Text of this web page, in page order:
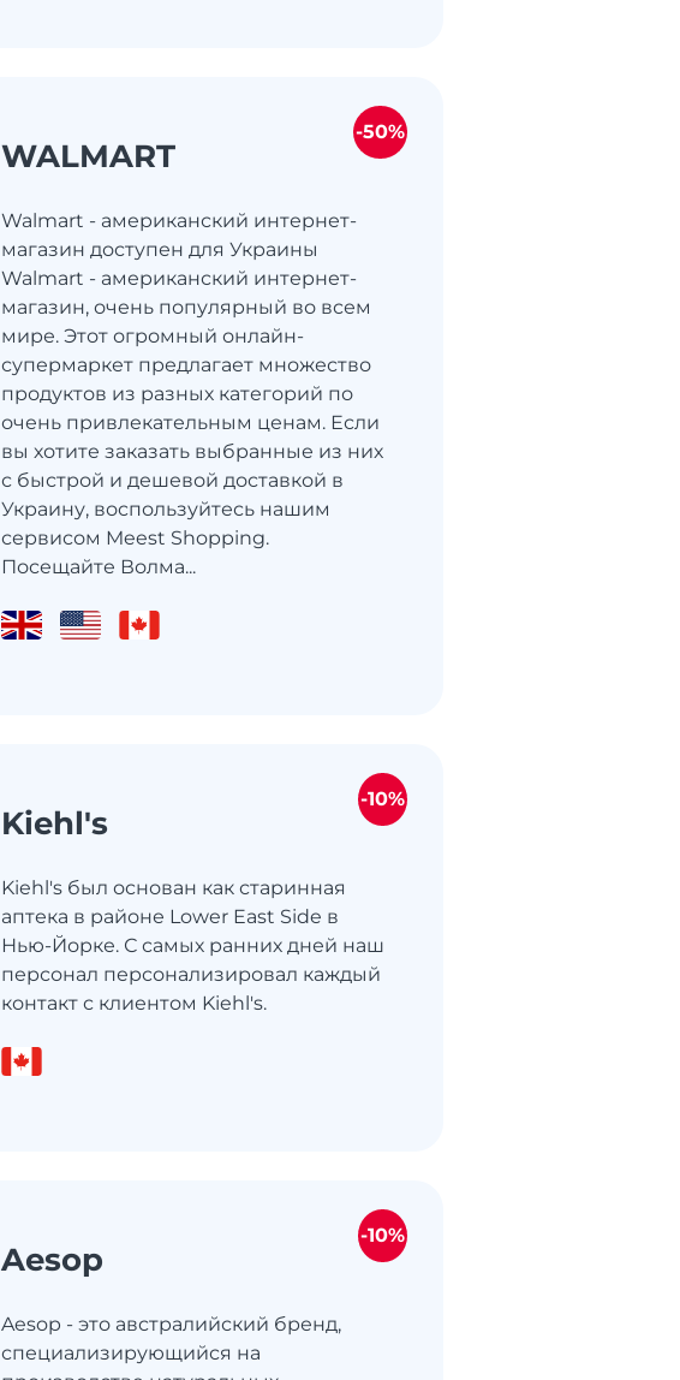
WALMART
Walmart - американский интернет-
магазин доступен для Украины
Walmart - американский интернет-
магазин, очень популярный во всем
мире. Этот огромный онлайн-
супермаркет предлагает множество
продуктов из разных категорий по
очень привлекательным ценам. Если
вы хотите заказать выбранные из них
с быстрой и дешевой доставкой в ​​
Украину, воспользуйтесь нашим
сервисом Meest Shopping.
Посещайте Волма...
-50%
Kiehl's
Kiehl's был основан как старинная
аптека в районе Lower East Side в
Нью-Йорке. С самых ранних дней наш
персонал персонализировал каждый
контакт с клиентом Kiehl's.
-10%
Aesop
Aesop - это австралийский бренд,
специализирующийся на
-10%